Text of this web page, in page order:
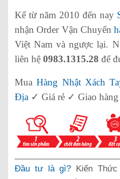
Kể từ năm 2010 đến nay
nhận Order Vận Chuyển
Việt Nam và ngược lại.
liên hệ 0983.1315.28 để
MuaHàng Nhật Xách
Địa ✓ Giá rẻ ✓ Giao
Đầu tư là gì? Kiến